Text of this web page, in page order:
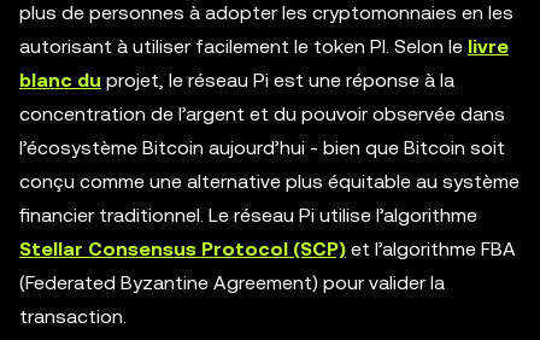
plus de personnes à adopter les cryptomonnaies en les
autorisant à utiliser facilement le token PI. Selon le livre
blanc du projet, le réseau Pi est une réponse à la
concentration de l’argent et du pouvoir observée dans
l’écosystème Bitcoin aujourd’hui - bien que Bitcoin soit
conçu comme une alternative plus équitable au système
financier traditionnel. Le réseau Pi utilise l’algorithme
Stellar Consensus Protocol (SCP) et l’algorithme FBA
(Federated Byzantine Agreement) pour valider la
transaction.